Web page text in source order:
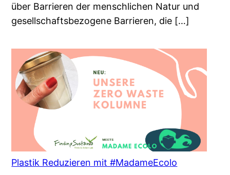
über Barrieren der menschlichen Natur und
gesellschaftsbezogene Barrieren, die […]
Plastik Reduzieren mit #MadameEcolo